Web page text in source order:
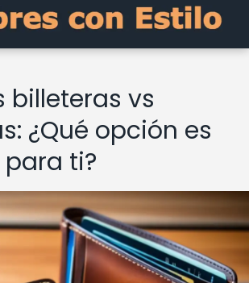
billeteras vs
¿Qué opción es
ti?